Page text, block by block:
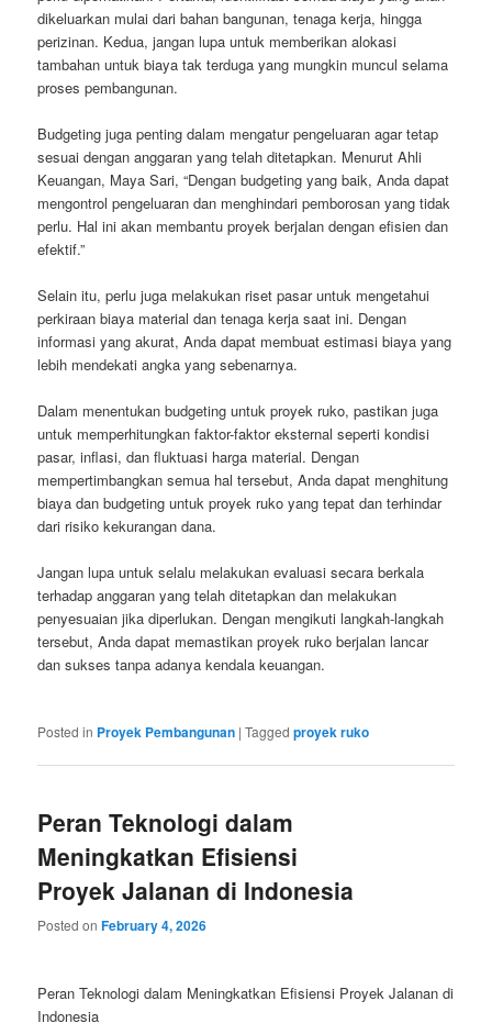
dikeluarkan mulai dari bahan bangunan, tenaga kerja, hingga
perizinan. Kedua, jangan lupa untuk memberikan alokasi
tambahan untuk biaya tak terduga yang mungkin muncul selama
proses pembangunan.
Budgeting juga penting dalam mengatur pengeluaran agar tetap
sesuai dengan anggaran yang telah ditetapkan. Menurut Ahli
Keuangan, Maya Sari, “Dengan budgeting yang baik, Anda dapat
mengontrol pengeluaran dan menghindari pemborosan yang tidak
perlu. Hal ini akan membantu proyek berjalan dengan efisien dan
efektif.”
Selain itu, perlu juga melakukan riset pasar untuk mengetahui
perkiraan biaya material dan tenaga kerja saat ini. Dengan
informasi yang akurat, Anda dapat membuat estimasi biaya yang
lebih mendekati angka yang sebenarnya.
Dalam menentukan budgeting untuk proyek ruko, pastikan juga
untuk memperhitungkan faktor-faktor eksternal seperti kondisi
pasar, inflasi, dan fluktuasi harga material. Dengan
mempertimbangkan semua hal tersebut, Anda dapat menghitung
biaya dan budgeting untuk proyek ruko yang tepat dan terhindar
dari risiko kekurangan dana.
Jangan lupa untuk selalu melakukan evaluasi secara berkala
terhadap anggaran yang telah ditetapkan dan melakukan
penyesuaian jika diperlukan. Dengan mengikuti langkah-langkah
tersebut, Anda dapat memastikan proyek ruko berjalan lancar
dan sukses tanpa adanya kendala keuangan.
Posted in Proyek Pembangunan |Tagged proyek ruko
Peran Teknologi dalam
Meningkatkan Efisiensi
Proyek Jalanan di Indonesia
Posted onFebruary 4, 2026
Peran Teknologi dalam Meningkatkan Efisiensi Proyek Jalanan di
Indonesia